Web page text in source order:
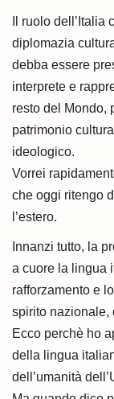
Il ruolo
diplomazia
debba essere
interprete e
resto del Mondo,
patrimonio
ideologico.
Vorrei
che oggi ritengo
l’estero.
Innanzi tutto, la
a cuore la lingua
rafforzamento e
spirito nazionale,
Ecco perchè ho
della lingua
dell’umanità